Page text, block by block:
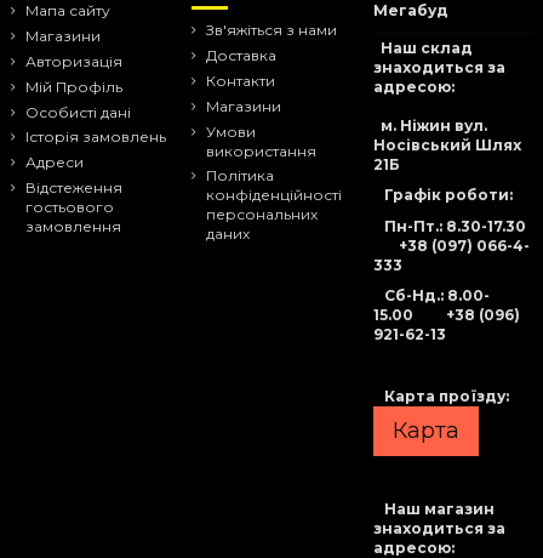
Мапа сайту
Магазини
Авторизація
Мій Профіль
Особисті дані
Історія замовлень
Адреси
Відстеження
гостьового
замовлення
Зв'яжіться з нами
Доставка
Контакти
Магазини
Умови
використання
Політика
конфіденційності
персональних
даних
Мегабуд
Наш склад
знаходиться за
адресою:
м. Ніжин вул.
Носівський Шлях
21Б
Графік роботи:
Пн-Пт.: 8.30-17.30
+38 (097) 066-4-
333
Сб-Нд.: 8.00-
15.00 +38 (096)
921-62-13
Карта проїзду:
Карта
Наш магазин
знаходиться за
адресою: